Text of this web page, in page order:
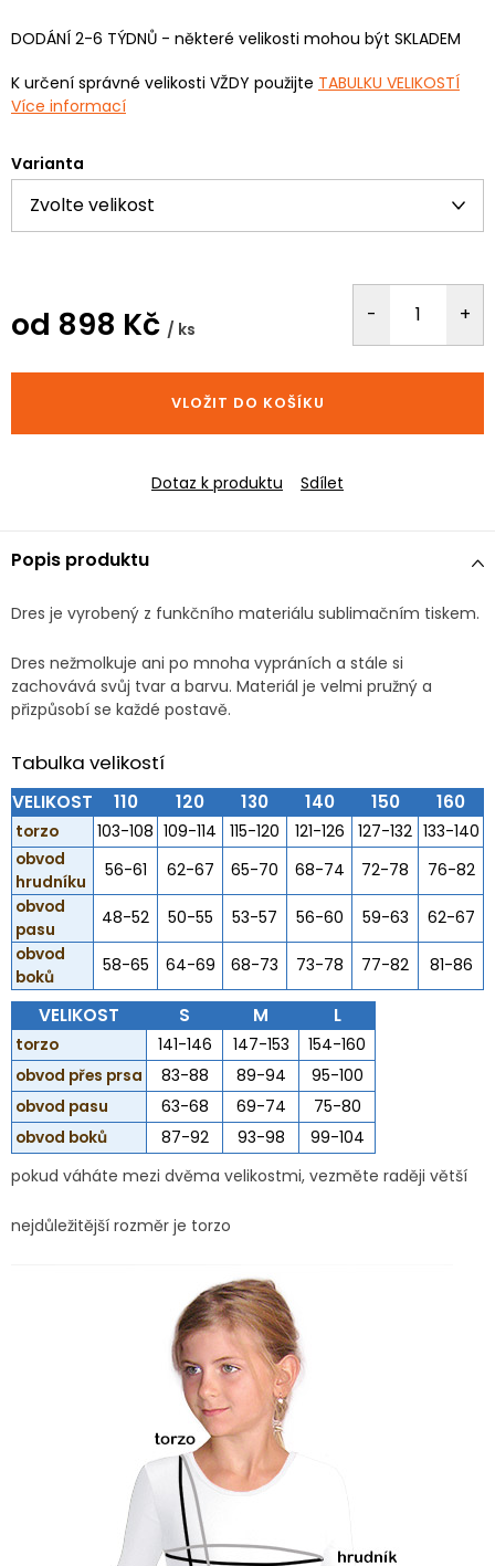
DODÁNÍ 2-6 TÝDNŮ - některé velikosti mohou být SKLADEM
K určení správné velikosti VŽDY použijte TABULKU VELIKOSTÍ
Více informací
Varianta
od 898 Kč / ks
cena:
VLOŽIT DO KOŠÍKU
Dotaz k produktu Sdílet
Popis produktu
Dres je vyrobený z funkčního materiálu sublimačním tiskem.
Dres nežmolkuje ani po mnoha vypráních a stále si
zachovává svůj tvar a barvu. Materiál je velmi pružný a
přizpůsobí se každé postavě.
Tabulka velikostí
VELIKOST 110 120 130 140 150 160
torzo 103-108 109-114 115-120 121-126 127-132 133-140
obvod
hrudníku
56-61 62-67 65-70 68-74 72-78
76-82
obvod
pasu
48-52 50-55 53-57 56-60 59-63
62-67
obvod
boků
58-65 64-69 68-73 73-78 77-82 81-86
VELIKOST S M L
torzo 141-146 147-153
154-160
obvod přes prsa
83-88 89-94
95-100
obvod pasu
63-68 69-74
75-80
obvod boků
87-92 93-98
99-104
pokud váháte mezi dvěma velikostmi, vezměte raději větší
nejdůležitější rozměr je torzo